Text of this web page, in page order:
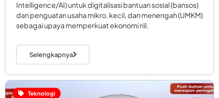
Intelligence/AI) untuk digitalisasi bantuan sosial (bansos)
dan penguatan usaha mikro, kecil, dan menengah (UMKM)
sebagai upaya memperkuat ekonomi riil.
Selengkapnya
Teknologi